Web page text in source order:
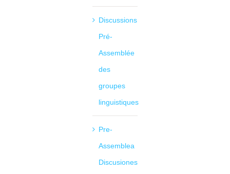
Discussions
Pré-
Assemblée
des
groupes
linguistiques
Pre-
Assemblea
Discusiones